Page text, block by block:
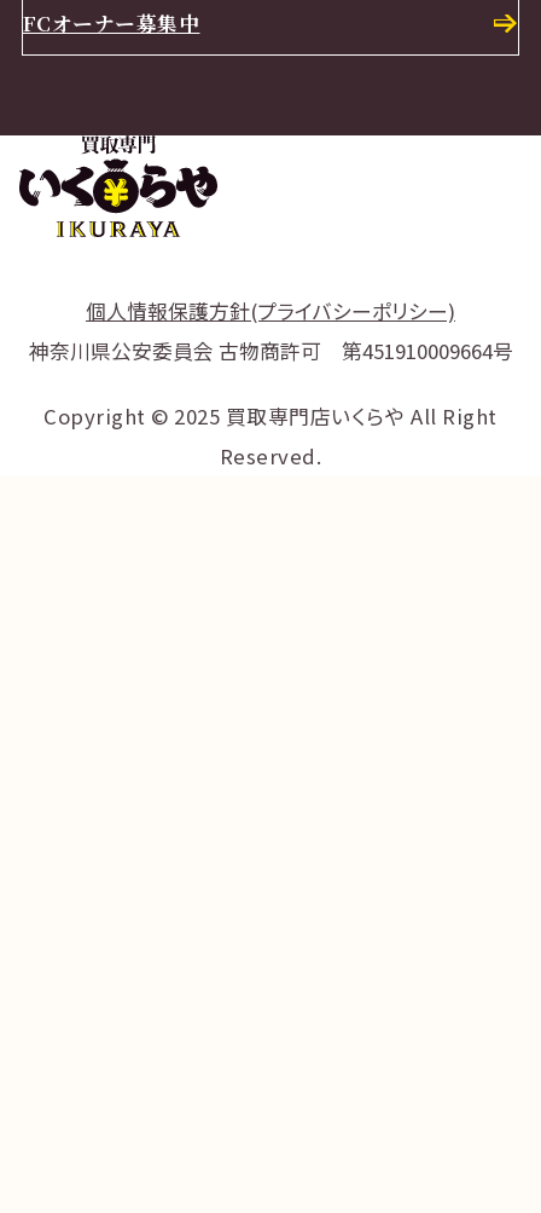
FCオーナー募集中
個人情報保護方針(プライバシーポリシー)
神奈川県公安委員会 古物商許可 第451910009664号
Copyright © 2025 買取専門店いくらや All Right
Reserved.